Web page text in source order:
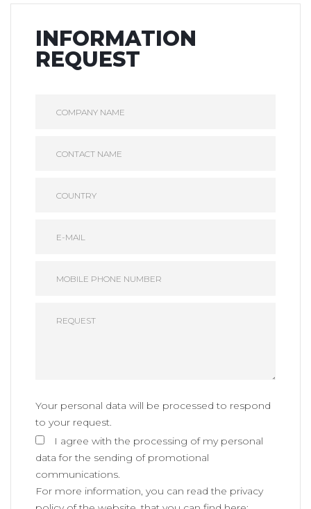
INFORMATION
REQUEST
Your personal data will be processed to respond
to your request.
I agree with the processing of my personal
data for the sending of promotional
communications.
For more information, you can read the privacy